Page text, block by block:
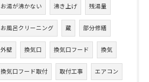
お湯が沸かない 沸き上げ 残湯量
お風呂クリーニング 蔵 部分修繕
外壁 換気口 換気口フード 換気
換気口フード取付 取付工事 エアコン